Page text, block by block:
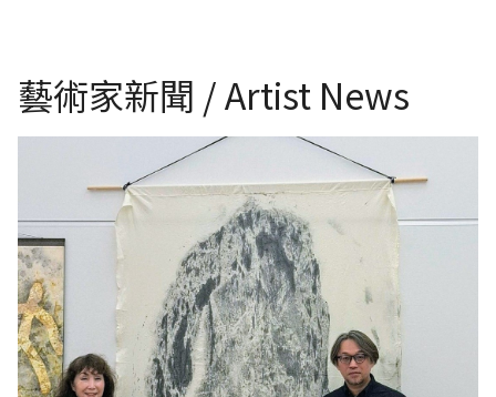
藝術家新聞 / Artist News
日本第二十三回《NAU21世紀美術連立展》-東京國立新美術館展覽-日本
裝置藝術家 桝本 純子女士（旅法日本藝術家 松谷武判先生之友人）與台
灣參展者 王穆提（日本NAU21世紀美術連立展成員）與其作品。